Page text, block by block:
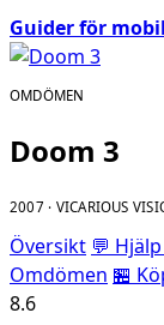
Guider för
OMDÖMEN
Doom 3
2007 · VICARIOUS
Översikt 💬
Omdömen 🏪
8.6